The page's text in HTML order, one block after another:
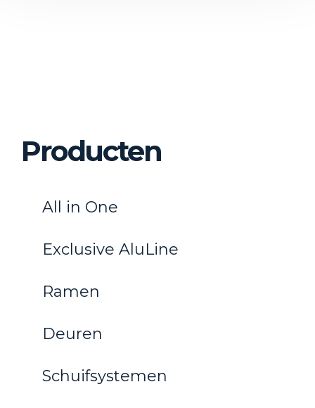
Producten
All in One
Exclusive AluLine
Ramen
Deuren
Schuifsystemen